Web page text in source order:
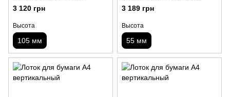
прозрачного и красного
3 120 грн
Высота
105 мм
стекла
3 189 грн
Высота
55 мм